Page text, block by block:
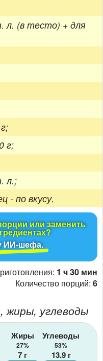
л. (в тесто) + для
г;
л.;
- по вкусу.
или заменить
ИИ-шефа.
1 ч 30 мин
Количество порций: 6
жиры, углеводы
Жиры
27%
7 г
Углеводы
53%
13.9г